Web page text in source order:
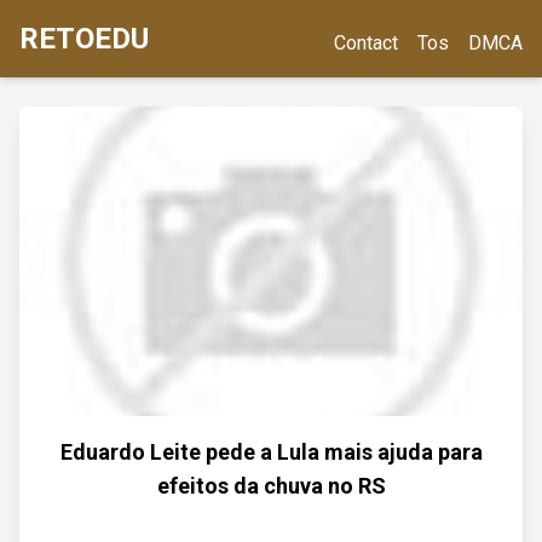
RETOEDU Contact Tos DMCA
Eduardo Leite pede a Lula mais ajuda para
efeitos da chuva no RS